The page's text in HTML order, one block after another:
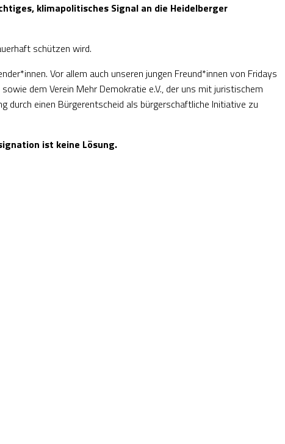
klimapolitisches Signal an die Heidelberger
schützen wird.
Vor allem auch unseren jungen Freund*innen von Fridays
dem Verein Mehr Demokratie e.V., der uns mit juristischem
einen Bürgerentscheid als bürgerschaftliche Initiative zu
ist keine Lösung.